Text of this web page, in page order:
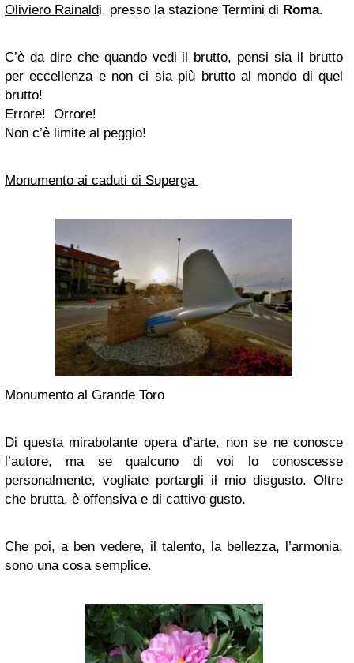
Oliviero Rainaldi, presso la stazione Termini di Roma.
C’è da dire che quando vedi il brutto, pensi sia il brutto
per eccellenza e non ci sia più brutto al mondo di quel
brutto!
Errore! Orrore!
Non c’è limite al peggio!
Monumento ai caduti di Superga
Monumento al Grande Toro
Di questa mirabolante opera d’arte, non se ne conosce
l’autore, ma se qualcuno di voi lo conoscesse
personalmente, vogliate portargli il mio disgusto. Oltre
che brutta, è offensiva e di cattivo gusto.
Che poi, a ben vedere, il talento, la bellezza, l’armonia,
sono una cosa semplice.